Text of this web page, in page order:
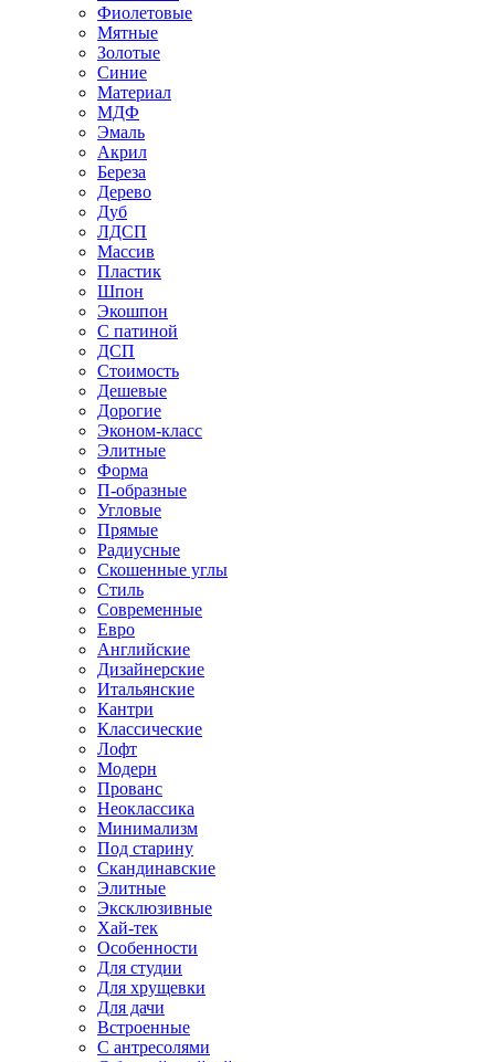
Фиолетовые
Мятные
Золотые
Синие
Материал
МДФ
Эмаль
Акрил
Береза
Дерево
Дуб
ЛДСП
Массив
Пластик
Шпон
Экошпон
С патиной
ДСП
Стоимость
Дешевые
Дорогие
Эконом-класс
Элитные
Форма
П-образные
Угловые
Прямые
Радиусные
Скошенные углы
Стиль
Современные
Евро
Английские
Дизайнерские
Итальянские
Кантри
Классические
Лофт
Модерн
Прованс
Неоклассика
Минимализм
Под старину
Скандинавские
Элитные
Эксклюзивные
Хай-тек
Особенности
Для студии
Для хрущевки
Для дачи
Встроенные
С антресолями